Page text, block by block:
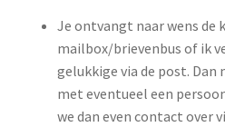
Je ontvangt naar wens de
mailbox/brievenbus of ik
gelukkige via de post. Dan
met eventueel een
we dan even contact over